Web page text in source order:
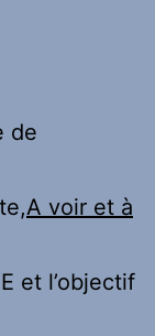
de
A voir et à
et l’objectif